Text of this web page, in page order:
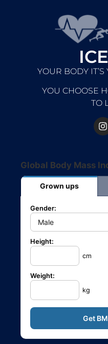
YOUR BODY
YOU CHOOSE
TO
Global Body Mass
Grown ups
Gender:
Height:
cm
Weight:
kg